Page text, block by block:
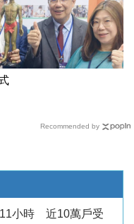
Recommended by
小時 近10萬戶受